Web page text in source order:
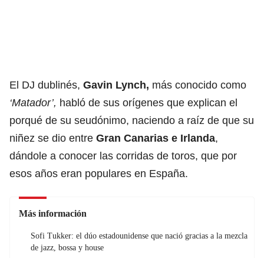
El DJ dublinés, Gavin Lynch, más conocido como
‘Matador’, habló de sus orígenes que explican el
porqué de su seudónimo, naciendo a raíz de que su
niñez se dio entre Gran Canarias e Irlanda,
dándole a conocer las corridas de toros, que por
esos años eran populares en España.
Más información
Sofi Tukker: el dúo estadounidense que nació gracias a la mezcla
de jazz, bossa y house